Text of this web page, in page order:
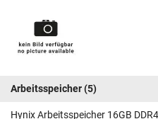
Arbeitsspeicher(5)
Hynix Arbeitsspeicher 16GB